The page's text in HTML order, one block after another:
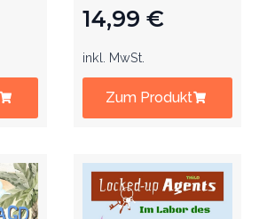
14,99 €
inkl. MwSt.
Zum Produkt